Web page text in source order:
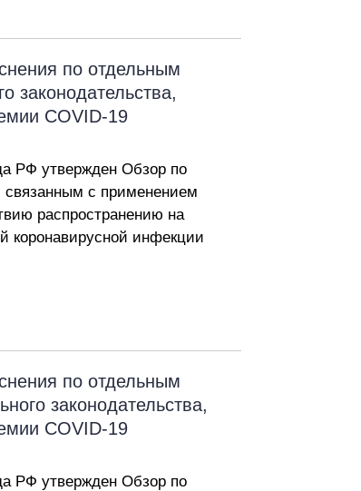
по отдельным
законодательства,
COVID-19
РФ утвержден Обзор по
связанным с применением
распространению на
коронавирусной инфекции
по отдельным
законодательства,
COVID-19
РФ утвержден Обзор по